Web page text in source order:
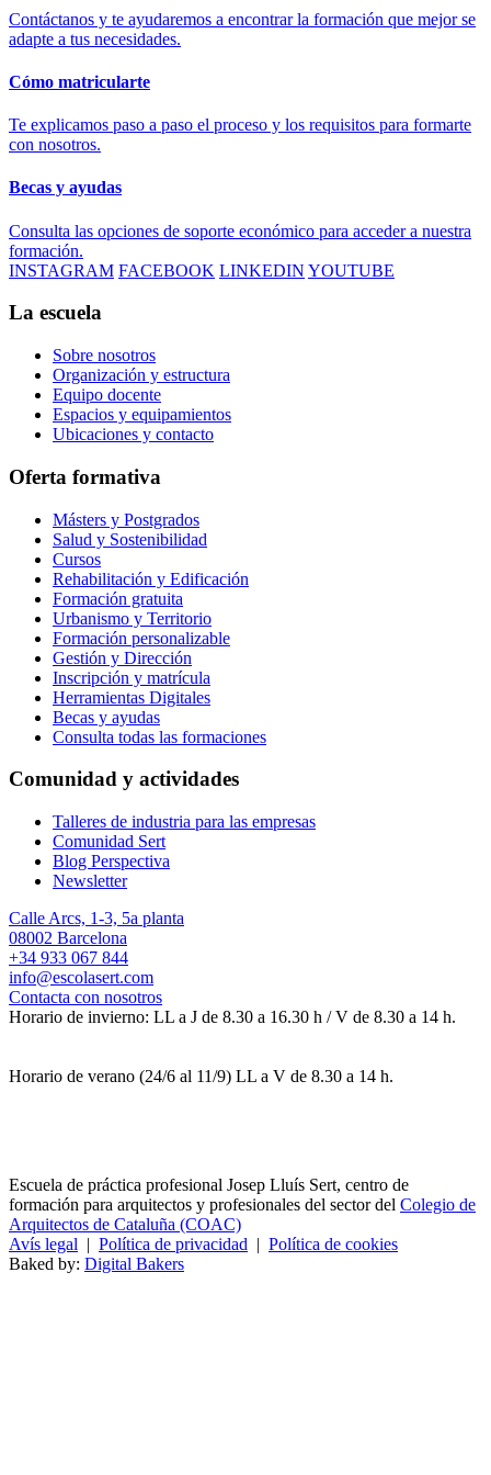
Contáctanos y te ayudaremos a encontrar la formación que mejor se
adapte a tus necesidades.
Cómo matricularte
Te explicamos paso a paso el proceso y los requisitos para formarte
con nosotros.
Becas y ayudas
Consulta las opciones de soporte económico para acceder a nuestra
formación.
INSTAGRAM FACEBOOK LINKEDIN YOUTUBE
La escuela
Sobre nosotros
Organización y estructura
Equipo docente
Espacios y equipamientos
Ubicaciones y contacto
Oferta formativa
Másters y Postgrados
Salud y Sostenibilidad
Cursos
Rehabilitación y Edificación
Formación gratuita
Urbanismo y Territorio
Formación personalizable
Gestión y Dirección
Inscripción y matrícula
Herramientas Digitales
Becas y ayudas
Consulta todas las formaciones
Comunidad y actividades
Talleres de industria para las empresas
Comunidad Sert
Blog Perspectiva
Newsletter
Calle Arcs, 1-3, 5a planta
08002 Barcelona
+34 933 067 844
info@escolasert.com
Contacta con nosotros
Horario de invierno: LL a J de 8.30 a 16.30 h / V de 8.30 a 14 h.
Horario de verano (24/6 al 11/9) LL a V de 8.30 a 14 h.
Escuela de práctica profesional Josep Lluís Sert, centro de
formación para arquitectos y profesionales del sector del Colegio de
Arquitectos de Cataluña (COAC)
Avís legal | Política de privacidad | Política de cookies
Baked by: Digital Bakers